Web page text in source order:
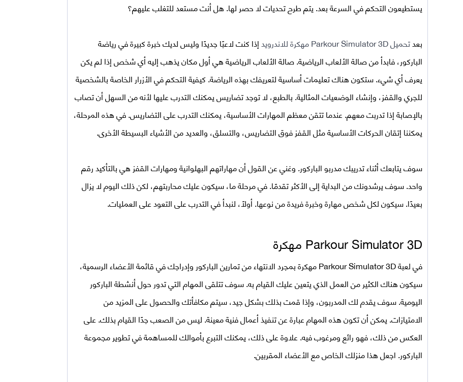
يستطيعون التحكم في السرعة بعد. يتم طرح تحديات لا حصر لها. هل أنت مستعد للتغلب عليهم؟
بعدتحميلParkour Simulator 3D مهكرة للاندرويد
إذا كنت لاعبًا جديدًا وليس لديك خبرة كبيرة في رياضة
الباركور، فابدأ من صالة الألعاب الرياضية. صالة الألعاب الرياضية هي أول مكان يذهب إليه أي شخص إذا لم يكن
يعرف أي شيء. ستكون هناك تعليمات أساسية لتعريفك بهذه الرياضة. كيفية التحكم في الأزرار الخاصة بالشخصية
للجري والقفز، وإنشاء الوضعيات المثالية. بالطبع، لا توجد تضاريس يمكنك التدرب عليها لأنه من السهل أن تصاب
بالإصابة إذا تدربت معهم. عندما تتقن معظم المهارات الأساسية، يمكنك التدرب على التضاريس. في هذه المرحلة،
يمكننا إتقان الحركات الأساسية مثل القفز فوق التضاريس، والتسلق، والعديد من الأشياء البسيطة الأخرى.
سوف يتابعك أثناء تدريبك مدربو الباركور. وغني عن القول أن مهاراتهم البهلوانية ومهارات القفز هي بالتأكيد رقم
واحد. سوف يرشدونك من البداية إلى الأكثر تقدمًا. في مرحلة ما، سيكون عليك محاربتهم، لكن ذلك اليوم لا يزال
بعيدًا. سيكون لكل شخص مهارة وخبرة فريدة من نوعها. أولاً، لنبدأ في التدرب على التعود على العمليات.
Parkour Simulator 3D مهكرة
فيلعبةParkour Simulator 3D مهكرة
بمجرد الانتهاء من تمارين الباركور وإدراجك في قائمة الأعضاء الرسمية،
سيكون هناك الكثير من العمل الذي يتعين عليك القيام به. سوف تتلقى المهام التي تدور حول أنشطة الباركور
اليومية. سوف يقدم لك المدربون، وإذا قمت بذلك بشكل جيد، سيتم مكافأتك والحصول على المزيد من
الامتيازات. يمكن أن تكون هذه المهام عبارة عن تنفيذ أعمال فنية معينة. ليس من الصعب جدًا القيام بذلك. على
العكس من ذلك، فهو رائع ومرغوب فيه. علاوة على ذلك، يمكنك التبرع بأموالك للمساهمة في تطوير مجموعة
الباركور. اجعل هذا منزلك الخاص مع الأعضاء المقربين.